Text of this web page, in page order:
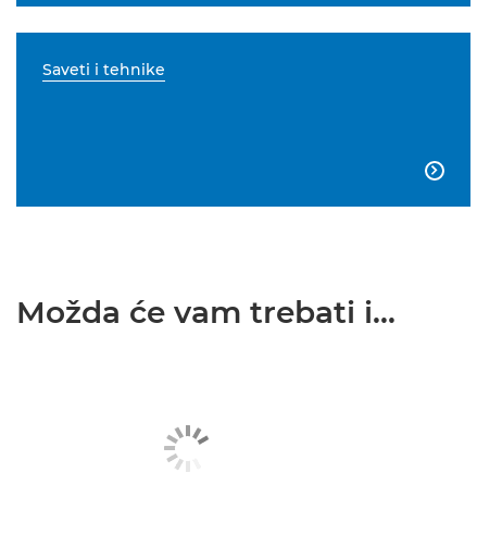
Saveti i tehnike

Možda će vam trebati i...